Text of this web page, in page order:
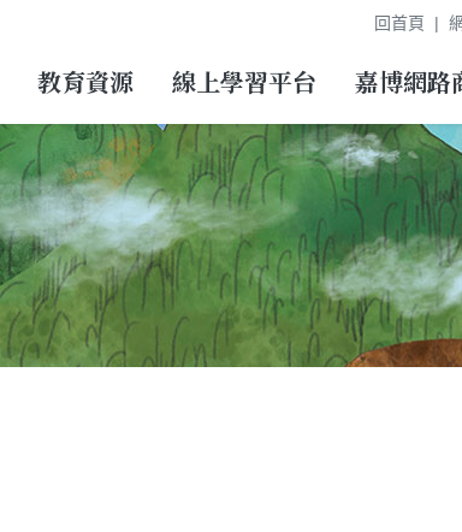
回首頁
教育資源 線上學習平台 嘉博網路